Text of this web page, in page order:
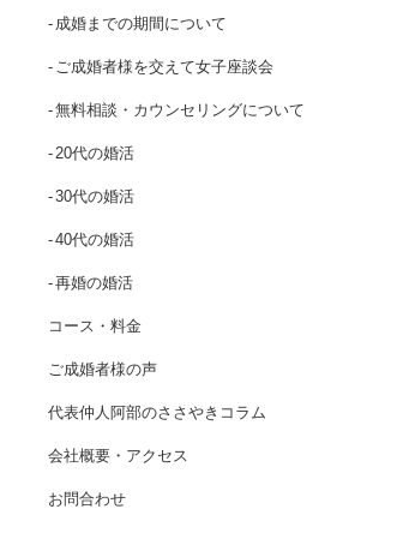
成婚までの期間について
ご成婚者様を交えて女子座談会
無料相談・カウンセリングについて
20代の婚活
30代の婚活
40代の婚活
再婚の婚活
コース・料金
ご成婚者様の声
代表仲人阿部のささやきコラム
会社概要・アクセス
お問合わせ